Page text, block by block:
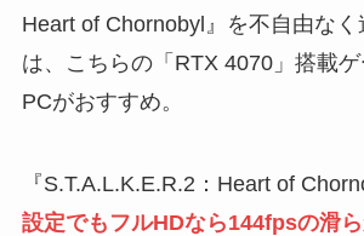
Heart of Chornobyl』を不自由な
は、こちらの「RTX 4070」搭載
PCがおすすめ。
『S.T.A.L.K.E.R.2：Heart of
設定でもフルHDなら144fpsの滑